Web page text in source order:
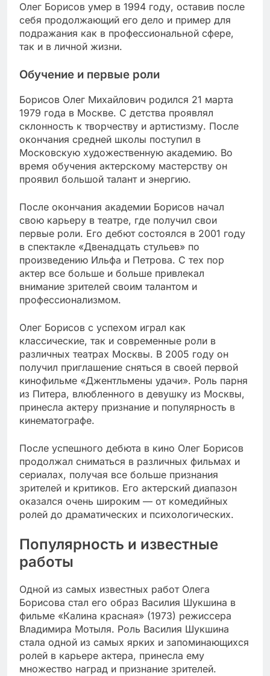
Олег Борисов умер в 1994 году, оставив после
себя продолжающий его дело и пример для
подражания как в профессиональной сфере,
так и в личной жизни.
Обучение и первые роли
Борисов Олег Михайлович родился 21 марта
1979 года в Москве. С детства проявлял
склонность к творчеству и артистизму. После
окончания средней школы поступил в
Московскую художественную академию. Во
время обучения актерскому мастерству он
проявил большой талант и энергию.
После окончания академии Борисов начал
свою карьеру в театре, где получил свои
первые роли. Его дебют состоялся в 2001 году
в спектакле «Двенадцать стульев» по
произведению Ильфа и Петрова. С тех пор
актер все больше и больше привлекал
внимание зрителей своим талантом и
профессионализмом.
Олег Борисов с успехом играл как
классические, так и современные роли в
различных театрах Москвы. В 2005 году он
получил приглашение сняться в своей первой
кинофильме «Джентльмены удачи». Роль парня
из Питера, влюбленного в девушку из Москвы,
принесла актеру признание и популярность в
кинематографе.
После успешного дебюта в кино Олег Борисов
продолжал сниматься в различных фильмах и
сериалах, получая все больше признания
зрителей и критиков. Его актерский диапазон
оказался очень широким — от комедийных
ролей до драматических и психологических.
Популярность и известные
работы
Одной из самых известных работ Олега
Борисова стал его образ Василия Шукшина в
фильме «Калина красная» (1973) режиссера
Владимира Мотыля. Роль Василия Шукшина
стала одной из самых ярких и запоминающихся
ролей в карьере актера, принесла ему
множество наград и признание зрителей.